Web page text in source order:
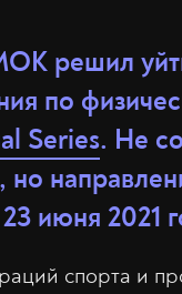
решил
по
Series. Не
июня 2021
спорта и